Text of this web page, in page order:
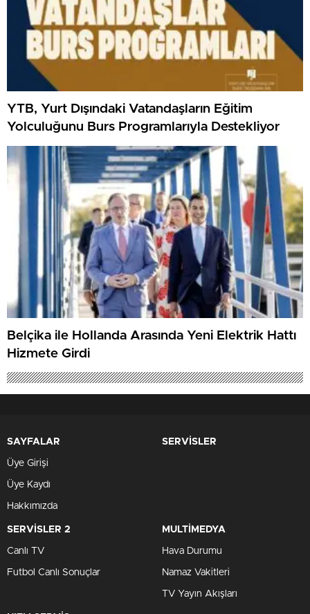
YTB, Yurt Dışındaki Vatandaşların Eğitim
Yolculuğunu Burs Programlarıyla Destekliyor
Belçika ile Hollanda Arasında Yeni Elektrik Hattı
Hizmete Girdi
SAYFALAR
Üye Girişi
Üye Kaydı
Hakkımızda
SERVİSLER
SERVİSLER 2
Canlı TV
Futbol Canlı Sonuçlar
MULTİMEDYA
Hava Durumu
Namaz Vakitleri
TV Yayın Akışları